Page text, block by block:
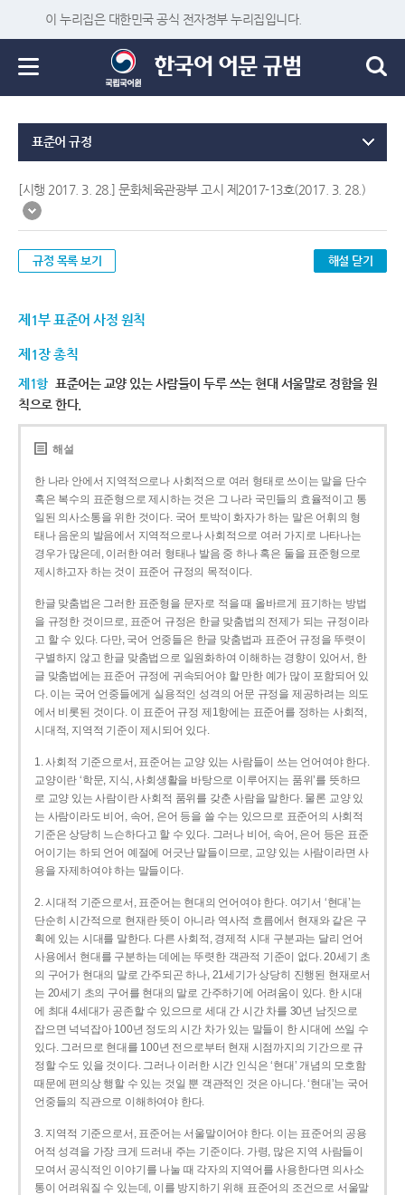
이 누리집은 대한민국 공식 전자정부 누리집입니다.
표준어 규정
[시행 2017. 3. 28.] 문화체육관광부 고시 제2017-13호(2017. 3. 28.)
규정 목록 보기 해설 닫기
제1부 표준어 사정 원칙
제1장 총칙
제1항 표준어는 교양 있는 사람들이 두루 쓰는 현대 서울말로 정함을 원
칙으로 한다.
해설
한 나라 안에서 지역적으로나 사회적으로 여러 형태로 쓰이는 말을 단수
혹은 복수의 표준형으로 제시하는 것은 그 나라 국민들의 효율적이고 통
일된 의사소통을 위한 것이다. 국어 토박이 화자가 하는 말은 어휘의 형
태나 음운의 발음에서 지역적으로나 사회적으로 여러 가지로 나타나는
경우가 많은데, 이러한 여러 형태나 발음 중 하나 혹은 둘을 표준형으로
제시하고자 하는 것이 표준어 규정의 목적이다.
한글 맞춤법은 그러한 표준형을 문자로 적을 때 올바르게 표기하는 방법
을 규정한 것이므로, 표준어 규정은 한글 맞춤법의 전제가 되는 규정이라
고 할 수 있다. 다만, 국어 언중들은 한글 맞춤법과 표준어 규정을 뚜렷이
구별하지 않고 한글 맞춤법으로 일원화하여 이해하는 경향이 있어서, 한
글 맞춤법에는 표준어 규정에 귀속되어야 할 만한 예가 많이 포함되어 있
다. 이는 국어 언중들에게 실용적인 성격의 어문 규정을 제공하려는 의도
에서 비롯된 것이다. 이 표준어 규정 제1항에는 표준어를 정하는 사회적,
시대적, 지역적 기준이 제시되어 있다.
1. 사회적 기준으로서, 표준어는 교양 있는 사람들이 쓰는 언어여야 한다.
교양이란 ‘학문, 지식, 사회생활을 바탕으로 이루어지는 품위’를 뜻하므
로 교양 있는 사람이란 사회적 품위를 갖춘 사람을 말한다. 물론 교양 있
는 사람이라도 비어, 속어, 은어 등을 쓸 수는 있으므로 표준어의 사회적
기준은 상당히 느슨하다고 할 수 있다. 그러나 비어, 속어, 은어 등은 표준
어이기는 하되 언어 예절에 어긋난 말들이므로, 교양 있는 사람이라면 사
용을 자제하여야 하는 말들이다.
2. 시대적 기준으로서, 표준어는 현대의 언어여야 한다. 여기서 ‘현대’는
단순히 시간적으로 현재란 뜻이 아니라 역사적 흐름에서 현재와 같은 구
획에 있는 시대를 말한다. 다른 사회적, 경제적 시대 구분과는 달리 언어
사용에서 현대를 구분하는 데에는 뚜렷한 객관적 기준이 없다. 20세기 초
의 구어가 현대의 말로 간주되곤 하나, 21세기가 상당히 진행된 현재로서
는 20세기 초의 구어를 현대의 말로 간주하기에 어려움이 있다. 한 시대
에 최대 4세대가 공존할 수 있으므로 세대 간 시간 차를 30년 남짓으로
잡으면 넉넉잡아 100년 정도의 시간 차가 있는 말들이 한 시대에 쓰일 수
있다. 그러므로 현대를 100년 전으로부터 현재 시점까지의 기간으로 규
정할 수도 있을 것이다. 그러나 이러한 시간 인식은 ‘현대’ 개념의 모호함
때문에 편의상 행할 수 있는 것일 뿐 객관적인 것은 아니다. ‘현대’는 국어
언중들의 직관으로 이해하여야 한다.
3. 지역적 기준으로서, 표준어는 서울말이어야 한다. 이는 표준어의 공용
어적 성격을 가장 크게 드러내 주는 기준이다. 가령, 많은 지역 사람들이
모여서 공식적인 이야기를 나눌 때 각자의 지역어를 사용한다면 의사소
통이 어려워질 수 있는데, 이를 방지하기 위해 표준어의 조건으로 서울말